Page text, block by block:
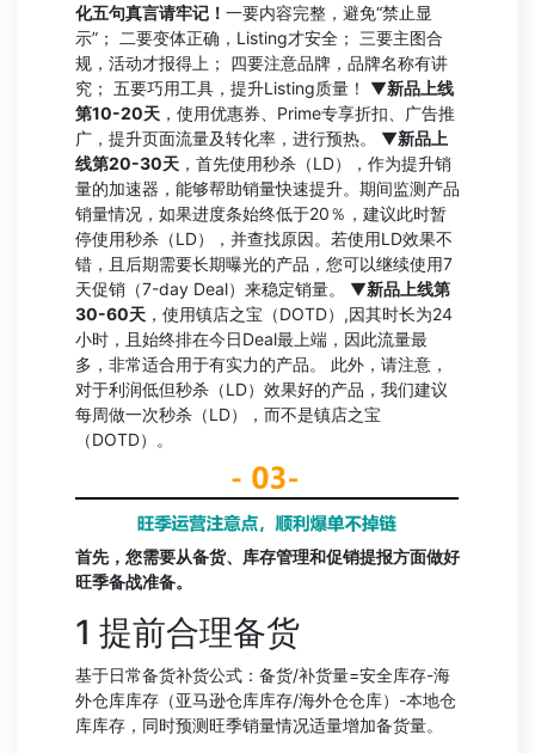
化五句真言请牢记！ 一要内容完整，避免“禁止显
示”； 二要变体正确，Listing才安全； 三要主图合
规，活动才报得上； 四要注意品牌，品牌名称有讲
究； 五要巧用工具，提升Listing质量！ ▼新品上线
第10-20天 ，使用优惠券、Prime专享折扣、广告推
广，提升页面流量及转化率，进行预热。 ▼新品上
线第20-30天 ，首先使用秒杀（LD），作为提升销
量的加速器，能够帮助销量快速提升。期间监测产品
销量情况，如果进度条始终低于20％，建议此时暂
停使用秒杀（LD），并查找原因。若使用LD效果不
错，且后期需要长期曝光的产品，您可以继续使用7
天促销（7-day Deal）来稳定销量。 ▼新品上线第
30-60天 ，使用镇店之宝（DOTD）,因其时长为24
小时，且始终排在今日Deal最上端，因此流量最
多，非常适合用于有实力的产品。 此外，请注意，
对于利润低但秒杀（LD）效果好的产品，我们建议
每周做一次秒杀（LD），而不是镇店之宝
（DOTD）。
首先，您需要从备货、库存管理和促销提报方面做好
旺季备战准备。
1 提前合理备货
基于日常备货补货公式：备货/补货量=安全库存-海
外仓库库存（亚马逊仓库库存/海外仓仓库）-本地仓
库库存，同时预测旺季销量情况适量增加备货量。